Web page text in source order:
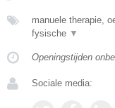
manuele therapie,
fysische ▼
Openingstijden
Sociale media: